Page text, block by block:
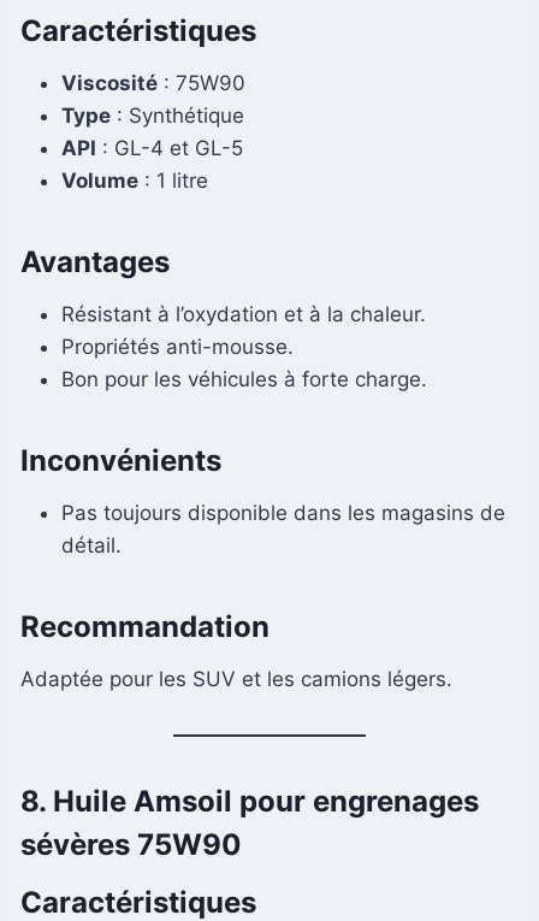
Caractéristiques
Viscosité : 75W90
Type : Synthétique
API : GL-4 et GL-5
Volume : 1 litre
Avantages
Résistant à l’oxydation et à la chaleur.
Propriétés anti-mousse.
Bon pour les véhicules à forte charge.
Inconvénients
Pas toujours disponible dans les magasins de
détail.
Recommandation
Adaptée pour les SUV et les camions légers.
8. Huile Amsoil pour engrenages
sévères 75W90
Caractéristiques